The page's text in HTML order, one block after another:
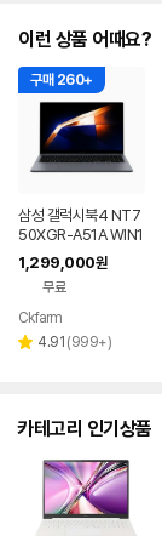
이런 상품 어때요?
구매 260+
삼성 갤럭시북4 NT7
50XGR-A51A WIN1
1 FPP(버젼UP설치)
업무용 학생용 사무용
노트북 문스톤그레이
1,299,000원
무료
페이
Ckfarm
별 4.91 리
(999+)
카테고리 인기상품